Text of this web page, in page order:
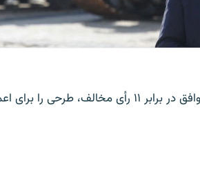
سنای امریکا روز جمعه، ۱۶ اسد، با ۸۶ رأی موافق در برابر